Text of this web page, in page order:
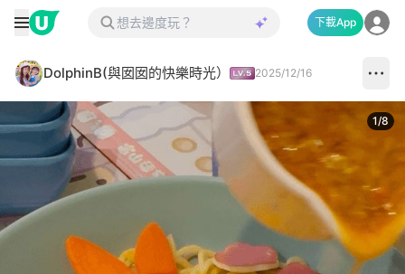
下載App
DolphinB(與囡囡的快樂時光） 2025/12/16
1/8